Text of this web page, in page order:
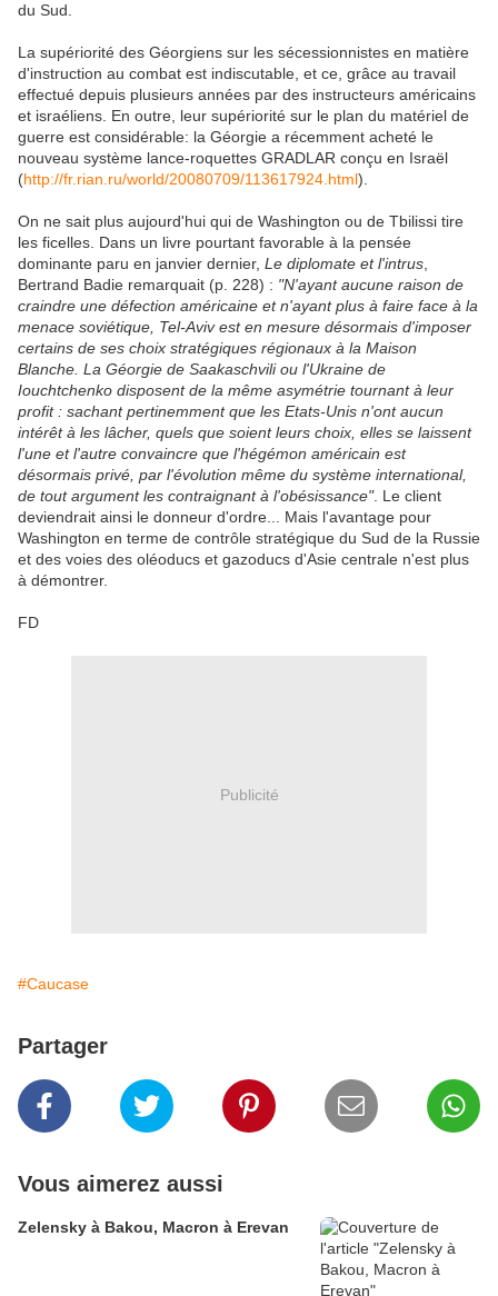
du Sud.
La supériorité des Géorgiens sur les sécessionnistes en matière
d'instruction au combat est indiscutable, et ce, grâce au travail
effectué depuis plusieurs années par des instructeurs américains
et israéliens. En outre, leur supériorité sur le plan du matériel de
guerre est considérable: la Géorgie a récemment acheté le
nouveau système lance-roquettes GRADLAR conçu en Israël
(http://fr.rian.ru/world/20080709/113617924.html).
On ne sait plus aujourd'hui qui de Washington ou de Tbilissi tire
les ficelles. Dans un livre pourtant favorable à la pensée
dominante paru en janvier dernier, Le diplomate et l'intrus
Bertrand Badie remarquait (p. 228) : "N'ayant aucune raison de
craindre une défection américaine et n'ayant plus à faire face à la
menace soviétique, Tel-Aviv est en mesure désormais d'imposer
certains de ses choix stratégiques régionaux à la Maison
Blanche. La Géorgie de Saakaschvili ou l'Ukraine de
Iouchtchenko disposent de la même asymétrie tournant à leur
profit : sachant pertinemment que les Etats-Unis n'ont aucun
intérêt à les lâcher, quels que soient leurs choix, elles se laissent
l'une et l'autre convaincre que l'hégémon américain est
désormais privé, par l'évolution même du système international,
de tout argument les contraignant à l'obésissance". Le client
deviendrait ainsi le donneur d'ordre... Mais l'avantage pour
Washington en terme de contrôle stratégique du Sud de la Russie
et des voies des oléoducs et gazoducs d'Asie centrale n'est plus
à démontrer.
FD
Publicité
#Caucase
Partager
Vous aimerez aussi
Zelensky à Bakou, Macron à Erevan